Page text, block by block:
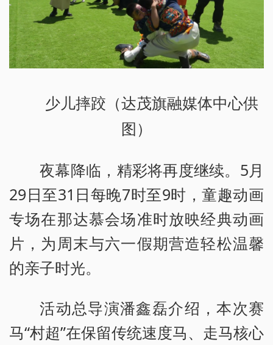
少儿摔跤（达茂旗融媒体中心供
图）
夜幕降临，精彩将再度继续。5月
29日至31日每晚7时至9时，童趣动画
专场在那达慕会场准时放映经典动画
片，为周末与六一假期营造轻松温馨
的亲子时光。
活动总导演潘鑫磊介绍，本次赛
马“村超”在保留传统速度马、走马核心